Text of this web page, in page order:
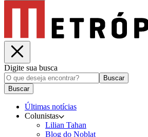
Digite sua busca
Buscar
Buscar
Últimas notícias
Colunistas
Lilian Tahan
Blog do Noblat